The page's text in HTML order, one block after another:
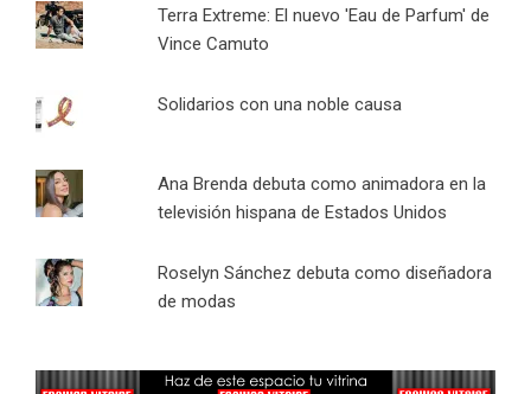
Terra Extreme: El nuevo 'Eau de Parfum' de
Vince Camuto
Solidarios con una noble causa
Ana Brenda debuta como animadora en la
televisión hispana de Estados Unidos
Roselyn Sánchez debuta como diseñadora
de modas